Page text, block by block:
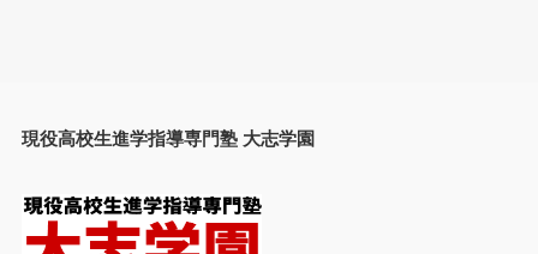
現役高校生進学指導専門塾 大志学園